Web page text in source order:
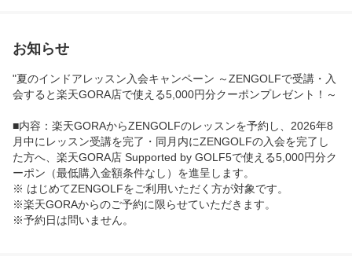
お知らせ
"夏のインドアレッスン入会キャンペーン ～ZENGOLFで受講・入
会すると楽天GORA店で使える5,000円分クーポンプレゼント！～
■内容：楽天GORAからZENGOLFのレッスンを予約し、2026年8
月中にレッスン受講を完了・同月内にZENGOLFの入会を完了し
た方へ、楽天GORA店 Supported by GOLF5で使える5,000円分ク
ーポン（最低購入金額条件なし）を進呈します。
※ はじめてZENGOLFをご利用いただく方が対象です。
※楽天GORAからのご予約に限らせていただきます。
※予約日は問いません。